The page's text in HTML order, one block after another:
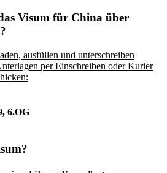
Visum für China über
ausfüllen und unterschreiben
per Einschreiben oder Kurier
6.OG